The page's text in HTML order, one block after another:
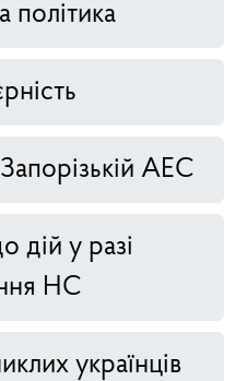
політика
Запорізькій АЕС
дій у разі
НС
українців